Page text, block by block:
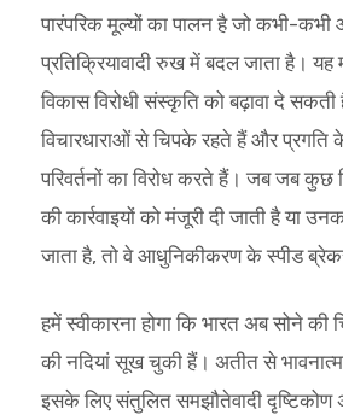
पारंपरिक मूल्यों का पालन है जो कभी-
प्रतिक्रियावादी रुख में बदल जाता है।
विकास विरोधी संस्कृति को बढ़ावा दे सकती
विचारधाराओं से चिपके रहते हैं और
परिवर्तनों का विरोध करते हैं। जब जब कुछ
की कार्रवाइयों को मंजूरी दी जाती है या
जाता है, तो वे आधुनिकीकरण के स्पीड
हमें स्वीकारना होगा कि भारत अब सोने की
की नदियां सूख चुकी हैं। अतीत से
इसके लिए संतुलित समझौतेवादी दृष्टिकोण